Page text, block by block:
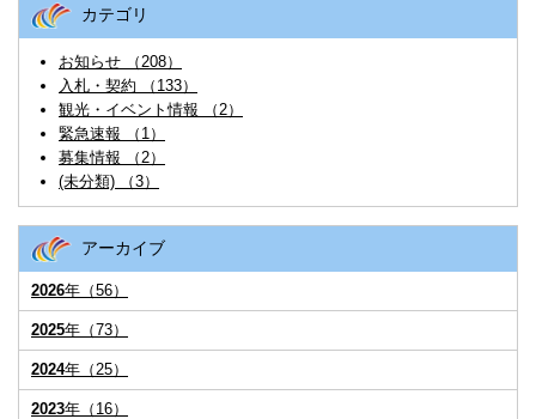
カテゴリ
お知らせ （208）
入札・契約 （133）
観光・イベント情報 （2）
緊急速報 （1）
募集情報 （2）
(未分類) （3）
アーカイブ
2026年（56）
2025年（73）
2024年（25）
2023年（16）